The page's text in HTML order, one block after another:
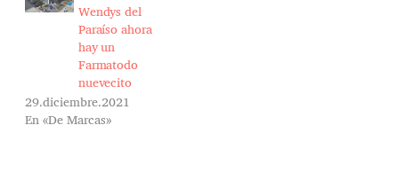
Wendys del
Paraíso ahora
hay un
Farmatodo
nuevecito
29.diciembre.2021
En «De Marcas»